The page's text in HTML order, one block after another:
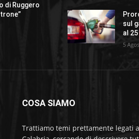
di Ruggero
sul
al
5
COSA SIAMO
Trattiamo temi prettamente legati